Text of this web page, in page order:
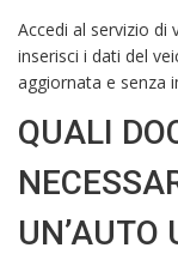
Accedi al servizio di
inserisci i dati del
aggiornata e senza
QUALI
UN’AUTO